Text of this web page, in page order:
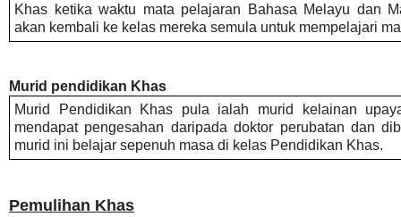
Khas ketika waktu mata pelajaran Bahasa Melayu dan
akan kembali ke kelas mereka semula untuk mempelajari
Murid pendidikan Khas
Murid Pendidikan Khas pula ialah murid kelainan
mendapat pengesahan daripada doktor perubatan dan
murid ini belajar sepenuh masa di kelas Pendidikan Khas.
Pemulihan Khas